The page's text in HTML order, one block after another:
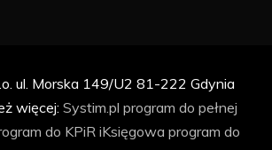
ul. Morska 149/U2 81-222 Gdynia
więcej: Systim.pl program do pełnej
do KPiR iKsięgowa program do